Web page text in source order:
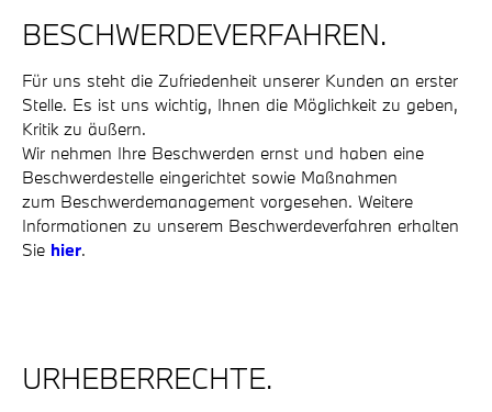
BESCHWERDEVERFAHREN.
Für uns steht die Zufriedenheit unserer Kunden an erster
Stelle. Es ist uns wichtig, Ihnen die Möglichkeit zu geben,
Kritik zu äußern.
Wir nehmen Ihre Beschwerden ernst und haben eine
Beschwerdestelle eingerichtet sowie Maßnahmen
zum Beschwerdemanagement vorgesehen. Weitere
Informationen zu unserem Beschwerdeverfahren erhalten
Sie hier.
URHEBERRECHTE.